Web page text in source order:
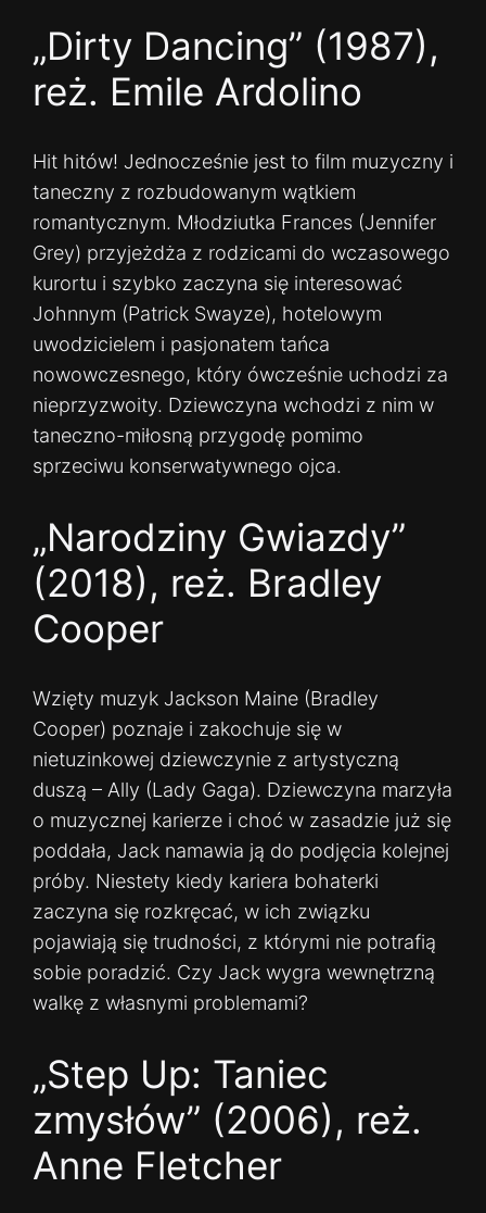
„Dirty Dancing” (1987),
reż. Emile Ardolino
Hit hitów! Jednocześnie jest to film muzyczny i
taneczny z rozbudowanym wątkiem
romantycznym. Młodziutka Frances (Jennifer
Grey) przyjeżdża z rodzicami do wczasowego
kurortu i szybko zaczyna się interesować
Johnnym (Patrick Swayze), hotelowym
uwodzicielem i pasjonatem tańca
nowowczesnego, który ówcześnie uchodzi za
nieprzyzwoity. Dziewczyna wchodzi z nim w
taneczno-miłosną przygodę pomimo
sprzeciwu konserwatywnego ojca.
„Narodziny Gwiazdy”
(2018), reż. Bradley
Cooper
Wzięty muzyk Jackson Maine (Bradley
Cooper) poznaje i zakochuje się w
nietuzinkowej dziewczynie z artystyczną
duszą – Ally (Lady Gaga). Dziewczyna marzyła
o muzycznej karierze i choć w zasadzie już się
poddała, Jack namawia ją do podjęcia kolejnej
próby. Niestety kiedy kariera bohaterki
zaczyna się rozkręcać, w ich związku
pojawiają się trudności, z którymi nie potrafią
sobie poradzić. Czy Jack wygra wewnętrzną
walkę z własnymi problemami?
„Step Up: Taniec
zmysłów” (2006), reż.
Anne Fletcher